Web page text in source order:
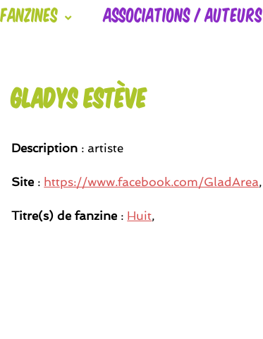
Fanzines Associations / Auteurs
Gladys Estève
Description : artiste
Site : https://www.facebook.com/GladArea,
Titre(s) de fanzine : Huit,